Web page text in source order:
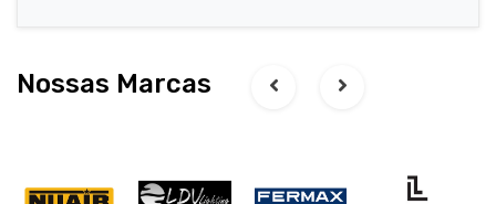
Nossas Marcas